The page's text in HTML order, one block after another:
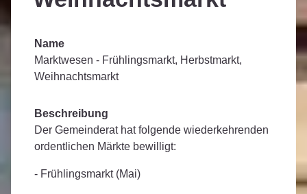
Name
Marktwesen - Frühlingsmarkt, Herbstmarkt,
Weihnachtsmarkt
Beschreibung
Der Gemeinderat hat folgende wiederkehrenden
ordentlichen Märkte bewilligt:
- Frühlingsmarkt (Mai)